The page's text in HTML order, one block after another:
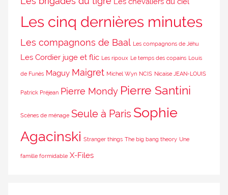
Les cinq dernières minutes
Les compagnons de Baal Les compagnons de Jéhu
Les Cordier juge et flic Les ripoux Le temps des copains Louis
de Funès Maguy Maigret Michel Wyn NCIS Nicaise JEAN-LOUIS
Patrick Préjean Pierre Mondy Pierre Santini
Scènes de ménage Seule à Paris Sophie
Agacinski Stranger things The big bang theory Une
famille formidable X-Files